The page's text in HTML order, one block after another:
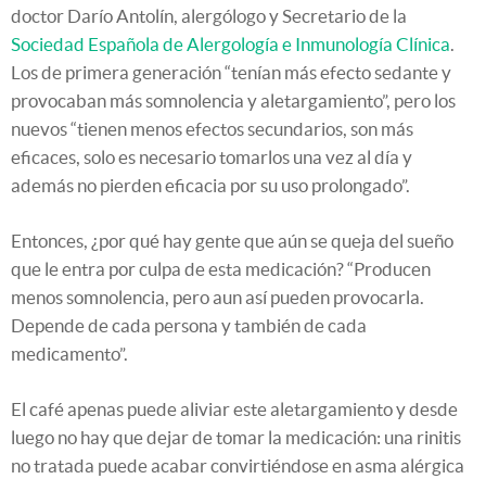
doctor Darío Antolín, alergólogo y Secretario de la
Sociedad Española de Alergología e Inmunología Clínica.
Los de primera generación “tenían más efecto sedante y
provocaban más somnolencia y aletargamiento”, pero los
nuevos “tienen menos efectos secundarios, son más
eficaces, solo es necesario tomarlos una vez al día y
además no pierden eficacia por su uso prolongado”.
Entonces, ¿por qué hay gente que aún se queja del sueño
que le entra por culpa de esta medicación? “Producen
menos somnolencia, pero aun así pueden provocarla.
Depende de cada persona y también de cada
medicamento”.
El café apenas puede aliviar este aletargamiento y desde
luego no hay que dejar de tomar la medicación: una rinitis
no tratada puede acabar convirtiéndose en asma alérgica